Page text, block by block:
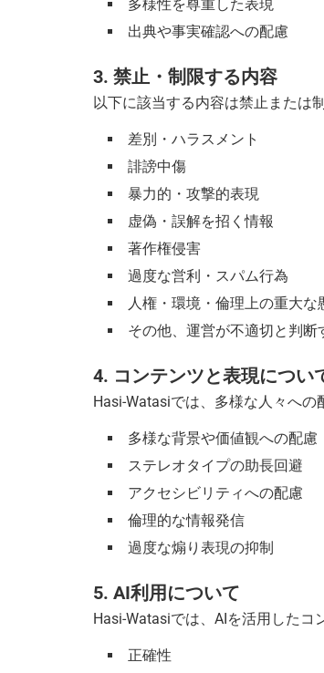
多様性を尊重した表現
出典や事実確認への配慮
3. 禁止・制限する内容
以下に該当する内容は禁止または
差別・ハラスメント
誹謗中傷
暴力的・攻撃的表現
虚偽・誤解を招く情報
著作権侵害
過度な営利・スパム行為
人権・環境・倫理上の重大な
その他、運営が不適切と判断
4. コンテンツと表現につい
Hasi-Watasiでは、多様な人々へ
多様な背景や価値観への配慮
ステレオタイプの助長回避
アクセシビリティへの配慮
倫理的な情報発信
過度な煽り表現の抑制
5. AI利用について
Hasi-Watasiでは、AIを活用した
正確性